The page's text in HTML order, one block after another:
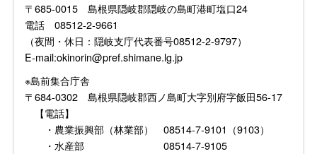
〒685-0015 島根県隠岐郡隠岐の島町港町塩口24
電話 08512-2-9661
（夜間・休日：隠岐支庁代表番号08512-2-9797）
E-mail:okinorin@pref.shimane.lg.jp
※島前集合庁舎
〒684-0302 島根県隠岐郡西ノ島町大字別府字飯田56-17
【電話】
・農業振興部（林業部） 08514-7-9101（9103）
・水産部 08514-7-9105